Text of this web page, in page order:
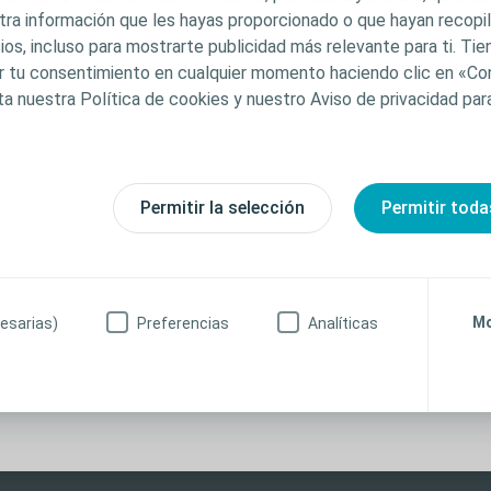
información que les hayas proporcionado o que hayan
incluso para mostrarte publicidad más relevante para ti.
tu consentimiento en cualquier momento haciendo clic en
nuestra Política de cookies y nuestro Aviso de privacidad
Permitir la selección Permitir
Preferencias Analíticas
contenido no pretenden constituir asesoramiento
en modo alguno el criterio médico independiente
capacitado y autorizado. La responsabilidad de
el profesional sanitario. Para obtener información
o expuestos, incluidas las instrucciones de
uso (IdU) del producto antes de su uso. Además, al
recibir información sobre cualquier cambio o
explícito.
de